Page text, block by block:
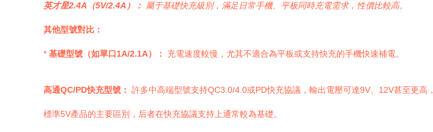
英才星2.4A（5V/2.4A）： 屬于基礎快充級別，滿足日常手機、平板同時充電需求，性價比較高。
其他型號對比：
* 基礎型號（如單口1A/2.1A）： 充電速度較慢，尤其不適合為平板或支持快充的手機快速補電。
高通QC/PD快充型號： 許多中高端型號支持QC3.0/4.0或PD快充協議，輸出電壓可達9V、12V甚至更
標準5V產品的主要區別，后者在快充協議支持上通常較為基礎。